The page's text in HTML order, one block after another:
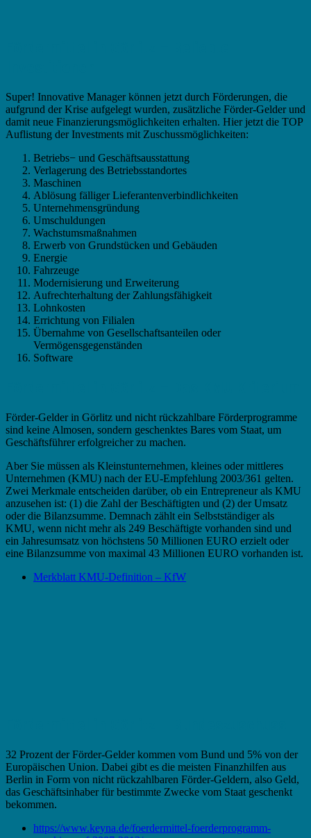
Super! Innovative Manager können jetzt durch Förderungen, die
aufgrund der Krise aufgelegt wurden, zusätzliche Förder-Gelder und
damit neue Finanzierungsmöglichkeiten erhalten. Hier jetzt die TOP
Auflistung der Investments mit Zuschussmöglichkeiten:
Betriebs− und Geschäftsausstattung
Verlagerung des Betriebsstandortes
Maschinen
Ablösung fälliger Lieferantenverbindlichkeiten
Unternehmensgründung
Umschuldungen
Wachstumsmaßnahmen
Erwerb von Grundstücken und Gebäuden
Energie
Fahrzeuge
Modernisierung und Erweiterung
Aufrechterhaltung der Zahlungsfähigkeit
Lohnkosten
Errichtung von Filialen
Übernahme von Gesellschaftsanteilen oder
Vermögensgegenständen
Software
Förder-Gelder in Görlitz und nicht rückzahlbare Förderprogramme
sind keine Almosen, sondern geschenktes Bares vom Staat, um
Geschäftsführer erfolgreicher zu machen.
Aber Sie müssen als Kleinstunternehmen, kleines oder mittleres
Unternehmen (KMU) nach der EU-Empfehlung 2003/361 gelten.
Zwei Merkmale entscheiden darüber, ob ein Entrepreneur als KMU
anzusehen ist: (1) die Zahl der Beschäftigten und (2) der Umsatz
oder die Bilanzsumme. Demnach zählt ein Selbstständiger als
KMU, wenn nicht mehr als 249 Beschäftigte vorhanden sind und
ein Jahresumsatz von höchstens 50 Millionen EURO erzielt oder
eine Bilanzsumme von maximal 43 Millionen EURO vorhanden ist.
Merkblatt KMU-Definition – KfW
32 Prozent der Förder-Gelder kommen vom Bund und 5% von der
Europäischen Union. Dabei gibt es die meisten Finanzhilfen aus
Berlin in Form von nicht rückzahlbaren Förder-Geldern, also Geld,
das Geschäftsinhaber für bestimmte Zwecke vom Staat geschenkt
bekommen.
https://www.keyna.de/foerdermittel-foerderprogramm-